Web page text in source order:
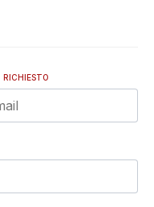
RICHIESTO